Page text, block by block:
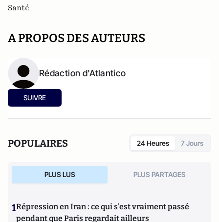
Santé
A PROPOS DES AUTEURS
Rédaction d'Atlantico
SUIVRE
POPULAIRES 24 Heures 7 Jours
PLUS LUS PLUS PARTAGES
1Répression en Iran : ce qui s'est vraiment passé
pendant que Paris regardait ailleurs